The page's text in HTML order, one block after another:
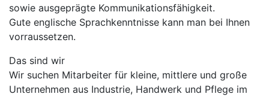
sowie ausgeprägte Kommunikationsfähigkeit.
Gute englische Sprachkenntnisse kann man bei Ihnen
vorraussetzen.
Das sind wir
Wir suchen Mitarbeiter für kleine, mittlere und große
Unternehmen aus Industrie, Handwerk und Pflege im